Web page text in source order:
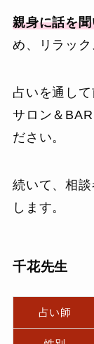
親身に話を
め、リラック
占いを通し
サロン＆
ださい。
続いて、相
します。
千花先生
占い師